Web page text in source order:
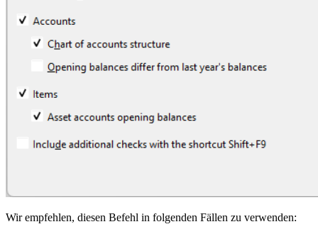
Wir empfehlen, diesen Befehl in folgenden Fällen zu verwenden: